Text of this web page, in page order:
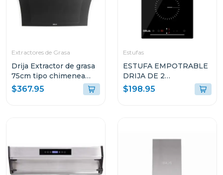
Extractores de Grasa
Drija Extractor de grasa
75cm tipo chimenea
diamonds
$367.95
Estufas
ESTUFA EMPOTRABLE
DRIJA DE 2
QUEMADORES
ELÉCTRICOS
$198.95